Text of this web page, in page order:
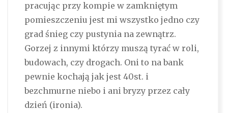
pracując przy kompie w zamkniętym
pomieszczeniu jest mi wszystko jedno czy
grad śnieg czy pustynia na zewnątrz.
Gorzej z innymi którzy muszą tyrać w roli,
budowach, czy drogach. Oni to na bank
pewnie kochają jak jest 40st. i
bezchmurne niebo i ani bryzy przez cały
dzień (ironia).